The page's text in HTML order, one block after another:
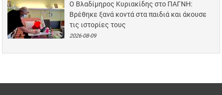
Ο Βλαδίμηρος Κυριακίδης στο ΠΑΓΝΗ:
Βρέθηκε ξανά κοντά στα παιδιά και άκουσε
τις ιστορίες τους
2026-08-09